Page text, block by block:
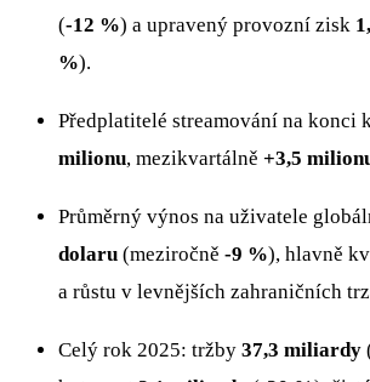
(-12 %) a upravený provozní zisk
%).
Předplatitelé streamování na konci
milionu, mezikvartálně +3,5
Průměrný výnos na uživatele
dolaru (meziročně -9 %), hlavně
a růstu v levnějších zahraničních
Celý rok 2025: tržby 37,3 miliardy